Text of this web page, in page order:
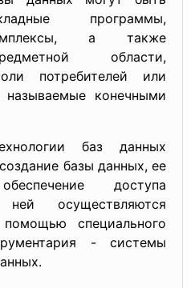
программы,
а также
области,
потребителей или
называемые конечными
баз данных
базы данных, ее
доступа
осуществляются
специального
- системы